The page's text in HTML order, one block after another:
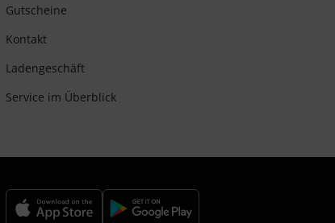
Gutscheine
Kontakt
Ladengeschäft
Service im Überblick